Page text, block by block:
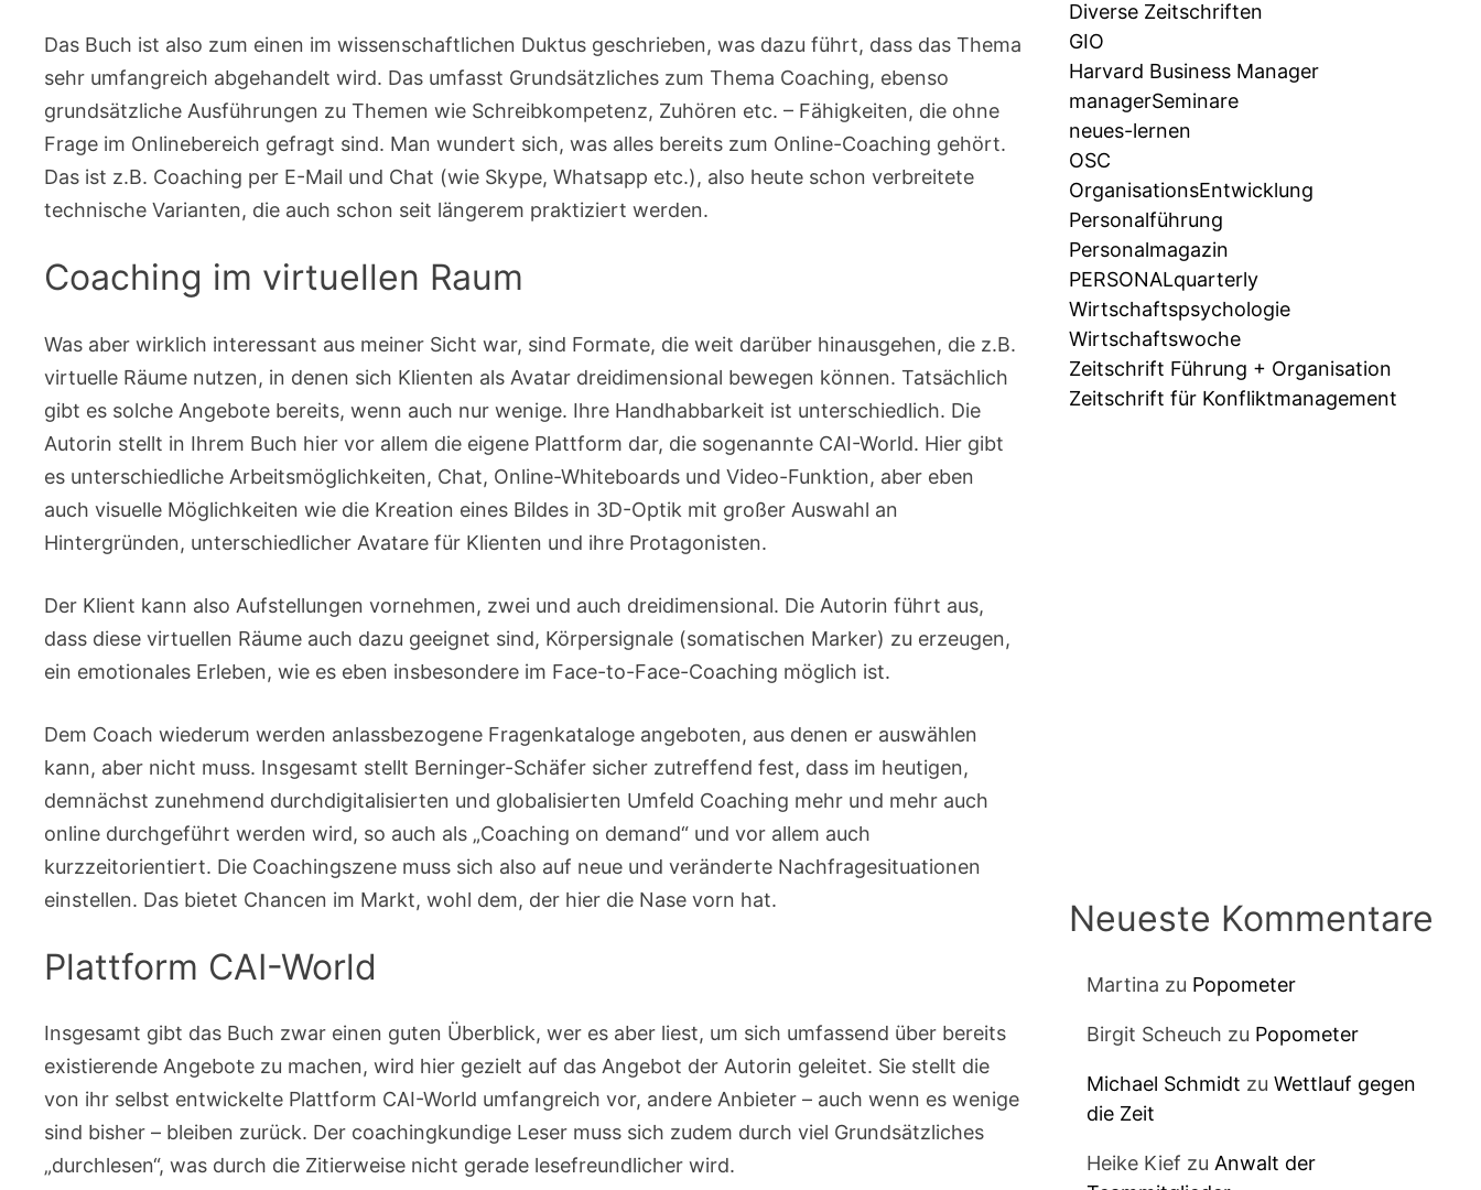
Das Buch ist also zum einen im wissenschaftlichen Duktus geschrieben, was dazu führt, dass das Thema
sehr umfangreich abgehandelt wird. Das umfasst Grundsätzliches zum Thema Coaching, ebenso
grundsätzliche Ausführungen zu Themen wie Schreibkompetenz, Zuhören etc. – Fähigkeiten, die ohne
Frage im Onlinebereich gefragt sind. Man wundert sich, was alles bereits zum Online-Coaching gehört.
Das ist z.B. Coaching per E-Mail und Chat (wie Skype, Whatsapp etc.), also heute schon verbreitete
technische Varianten, die auch schon seit längerem praktiziert werden.
Coaching im virtuellen Raum
Was aber wirklich interessant aus meiner Sicht war, sind Formate, die weit darüber hinausgehen, die z.B.
virtuelle Räume nutzen, in denen sich Klienten als Avatar dreidimensional bewegen können. Tatsächlich
gibt es solche Angebote bereits, wenn auch nur wenige. Ihre Handhabbarkeit ist unterschiedlich. Die
Autorin stellt in Ihrem Buch hier vor allem die eigene Plattform dar, die sogenannte CAI-World. Hier gibt
es unterschiedliche Arbeitsmöglichkeiten, Chat, Online-Whiteboards und Video-Funktion, aber eben
auch visuelle Möglichkeiten wie die Kreation eines Bildes in 3D-Optik mit großer Auswahl an
Hintergründen, unterschiedlicher Avatare für Klienten und ihre Protagonisten.
Der Klient kann also Aufstellungen vornehmen, zwei und auch dreidimensional. Die Autorin führt aus,
dass diese virtuellen Räume auch dazu geeignet sind, Körpersignale (somatischen Marker) zu erzeugen,
ein emotionales Erleben, wie es eben insbesondere im Face-to-Face-Coaching möglich ist.
Dem Coach wiederum werden anlassbezogene Fragenkataloge angeboten, aus denen er auswählen
kann, aber nicht muss. Insgesamt stellt Berninger-Schäfer sicher zutreffend fest, dass im heutigen,
demnächst zunehmend durchdigitalisierten und globalisierten Umfeld Coaching mehr und mehr auch
online durchgeführt werden wird, so auch als „Coaching on demand“ und vor allem auch
kurzzeitorientiert. Die Coachingszene muss sich also auf neue und veränderte Nachfragesituationen
einstellen. Das bietet Chancen im Markt, wohl dem, der hier die Nase vorn hat.
Plattform CAI-World
Insgesamt gibt das Buch zwar einen guten Überblick, wer es aber liest, um sich umfassend über bereits
existierende Angebote zu machen, wird hier gezielt auf das Angebot der Autorin geleitet. Sie stellt die
von ihr selbst entwickelte Plattform CAI-World umfangreich vor, andere Anbieter – auch wenn es wenige
sind bisher – bleiben zurück. Der coachingkundige Leser muss sich zudem durch viel Grundsätzliches
„durchlesen“, was durch die Zitierweise nicht gerade lesefreundlicher wird.
Diverse Zeitschriften
GIO
Harvard Business Manager
managerSeminare
neues-lernen
OSC
OrganisationsEntwicklung
Personalführung
Personalmagazin
PERSONALquarterly
Wirtschaftspsychologie
Wirtschaftswoche
Zeitschrift Führung + Organisation
Zeitschrift für Konfliktmanagement
Neueste Kommentare
Martina zu Popometer
Birgit Scheuch zu Popometer
Michael Schmidt zu Wettlauf gegen
die Zeit
Heike Kief zu Anwalt der